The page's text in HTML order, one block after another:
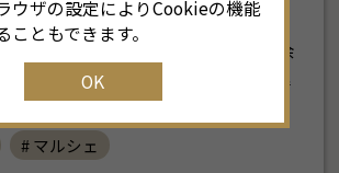
山円龍院観音寺)尾張四観音の一つ
寺といい天台宗のお寺です。1,250余
名です。 荒子観音寺…
# マルシェ
ウザの設定によりCookieの機能
こともできます。
OK